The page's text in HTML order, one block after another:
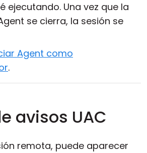
ejecutando. Una vez que la
se cierra, la sesión se
Agent como
.
avisos UAC
remota, puede aparecer